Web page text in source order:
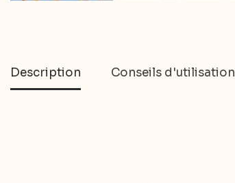
Description Conseils d'utilisation